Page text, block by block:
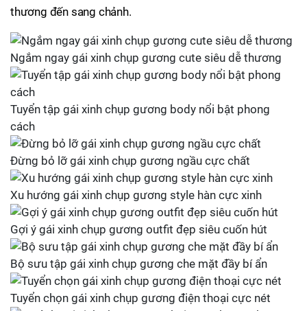
thương đến sang chảnh.
Ngắm ngay gái xinh chụp gương cute siêu dễ thương
Tuyển tập gái xinh chụp gương body nổi bật phong
cách
Đừng bỏ lỡ gái xinh chụp gương ngầu cực chất
Xu hướng gái xinh chụp gương style hàn cực xinh
Gợi ý gái xinh chụp gương outfit đẹp siêu cuốn hút
Bộ sưu tập gái xinh chụp gương che mặt đầy bí ẩn
Tuyển chọn gái xinh chụp gương điện thoại cực nét